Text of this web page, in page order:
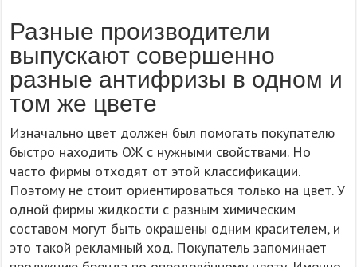
Разные производители
выпускают совершенно
разные антифризы в одном и
том же цвете
Изначально цвет должен был помогать покупателю
быстро находить ОЖ с нужными свойствами. Но
часто фирмы отходят от этой классификации.
Поэтому не стоит ориентироваться только на цвет. У
одной фирмы жидкости с разным химическим
составом могут быть окрашены одним красителем, и
это такой рекламный ход. Покупатель запоминает